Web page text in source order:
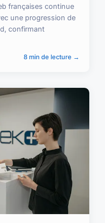
françaises continue
une progression de
confirmant
8 min de lecture →